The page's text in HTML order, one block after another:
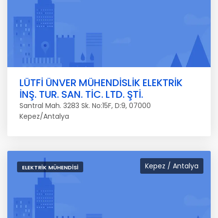
LÜTFİ ÜNVER MÜHENDİSLİK ELEKTRİK
İNŞ. TUR. SAN. TİC. LTD. ŞTİ.
Santral Mah. 3283 Sk. No:15F, D:9, 07000
Kepez/Antalya
Kepez / Antalya
ELEKTRIK MÜHENDISI